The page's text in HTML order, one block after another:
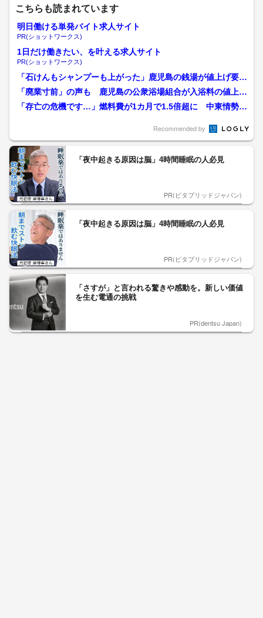
こちらも読まれています
明日働ける単発バイト求人サイト
PR(ショットワークス)
1日だけ働きたい、を叶える求人サイト
PR(ショットワークス)
「石けんもシャンプーも上がった」鹿児島の銭湯が値上げ要
望 入浴料460円から50...
「廃業寸前」の声も 鹿児島の公衆浴場組合が入浴料の値上げ
を県に要望
「存亡の危機です…」燃料費が1カ月で1.5倍超に 中東情勢が
Recommended by
「夜中起きる原因は脳」4時間睡眠の人必見
PR(ビタブリッドジャパン)
「夜中起きる原因は脳」4時間睡眠の人必見
PR(ビタブリッドジャパン)
「さすが」と言われる驚きや感動を。新しい価値
を生む電通の挑戦
PR(dentsu Japan)